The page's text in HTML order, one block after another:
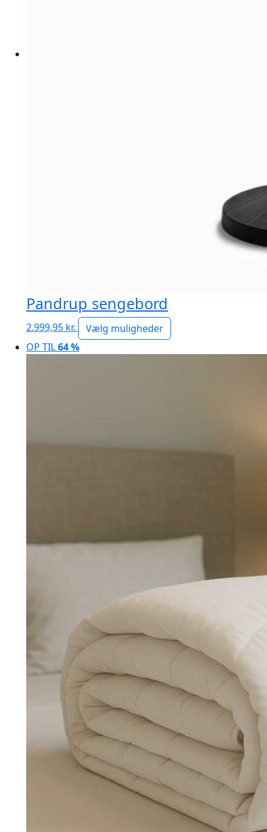
Pandrup sengebord
2.999,95 kr.
Vælg muligheder
OP TIL64 %